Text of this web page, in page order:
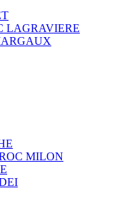
LAGRAVIERE
MILON